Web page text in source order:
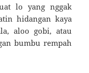
lo yang nggak
hidangan kaya
aloo gobi, atau
bumbu rempah